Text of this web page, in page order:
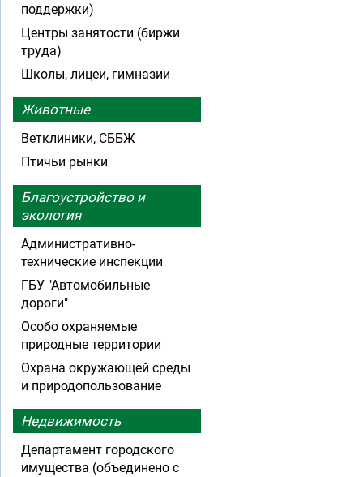
поддержки)
Центры занятости (биржи
труда)
Школы, лицеи, гимназии
Животные
Ветклиники, СББЖ
Птичьи рынки
Благоустройство и
экология
Административно-
технические инспекции
ГБУ "Автомобильные
дороги"
Особо охраняемые
природные территории
Охрана окружающей среды
и природопользование
Недвижимость
Департамент городского
имущества (объединено с